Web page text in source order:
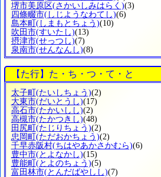
堺市美原区(さかいしみはらく)(3)
四條畷市(しじようなわてし)(6)
島本町 (しまもとちょう)(10)
吹田市(すいたし)(13)
摂津市(せっつし)(7)
泉南市(せんなんし)(8)
【た行】た・ち・つ・て・と
太子町(たいしちょう)(2)
大東市(だいとうし)(17)
高石市(たかいしし)(2)
高槻市(たかつきし)(48)
田尻町(たじりちょう)(2)
忠岡町(ただおかちょう)(2)
千早赤阪村(ちはやあかさかむら)(6)
豊中市(とよなかし)(15)
豊能町(とよのちょう)(5)
富田林市(とんだばやしし)(7)